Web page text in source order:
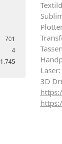
701
4
1.745
3D